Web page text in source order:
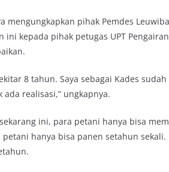
mengungkapkan pihak Pemdes
ini kepada pihak petugas UPT
8 tahun. Saya sebagai Kades
realisasi,” ungkapnya.
ini, para petani hanya bisa
hanya bisa panen setahun